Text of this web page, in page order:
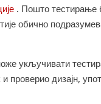
. Пошто тестирање
обично
укључивати
проверио дизајн,